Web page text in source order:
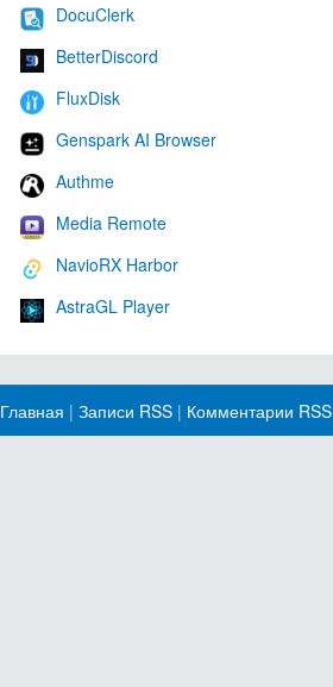
DocuClerk
BetterDiscord
FluxDisk
Genspark AI Browser
Authme
Media Remote
NavioRX Harbor
AstraGL Player
Главная | Записи RSS | Комментарии RSS